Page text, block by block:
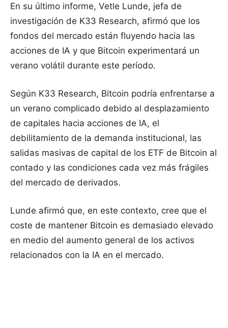
En su último informe, Vetle Lunde, jefa de
investigación de K33 Research, afirmó que los
fondos del mercado están fluyendo hacia las
acciones de IA y que Bitcoin experimentará un
verano volátil durante este período.
Según K33 Research, Bitcoin podría enfrentarse a
un verano complicado debido al desplazamiento
de capitales hacia acciones de IA, el
debilitamiento de la demanda institucional, las
salidas masivas de capital de los ETF de Bitcoin al
contado y las condiciones cada vez más frágiles
del mercado de derivados.
Lunde afirmó que, en este contexto, cree que el
coste de mantener Bitcoin es demasiado elevado
en medio del aumento general de los activos
relacionados con la IA en el mercado.